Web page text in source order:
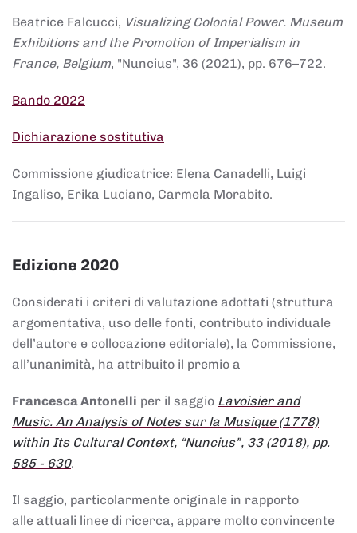
Beatrice Falcucci, Visualizing Colonial Power. Museum
Exhibitions and the Promotion of Imperialism in
France, Belgium, "Nuncius", 36 (2021), pp. 676–722.
Bando 2022
Dichiarazione sostitutiva
Commissione giudicatrice: Elena Canadelli, Luigi
Ingaliso, Erika Luciano, Carmela Morabito.
Edizione 2020
Considerati i criteri di valutazione adottati (struttura
argomentativa, uso delle fonti, contributo individuale
dell’autore e collocazione editoriale), la Commissione,
all’unanimità, ha attribuito il premio a
Francesca Antonelli per il saggio Lavoisier and
Music. An Analysis of Notes sur la Musique (1778)
within Its Cultural Context, “Nuncius”, 33 (2018), pp.
585 - 630.
Il saggio, particolarmente originale in rapporto
alle attuali linee di ricerca, appare molto convincente